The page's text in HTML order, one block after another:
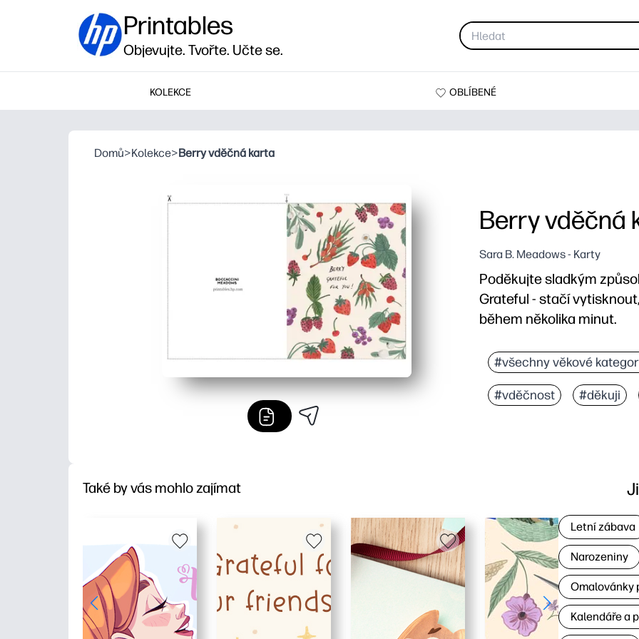
Printables
Objevujte. Tvořte. Učte se.
KOLEKCE OBLÍBENÉ
Domů>Kolekce>Berry vděčná karta
Berry vděčná
Sara B. Meadows - Karty
Poděkujte sladkým
Grateful - stačí
během několika minut.
Pohodlí s nulovou
Zásnuby schválené
Všestranný pro každou
#všechny věkové
#vděčnost #děkuji
Také by vás mohlo zajímat
Letní zábava
Narozeniny
Omalovánky
Kalendáře a